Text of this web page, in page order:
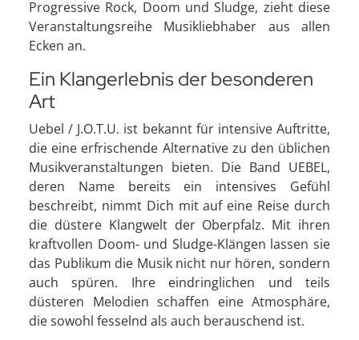
Progressive Rock, Doom und Sludge, zieht diese
Veranstaltungsreihe Musikliebhaber aus allen
Ecken an.
Ein Klangerlebnis der besonderen
Art
Uebel / J.O.T.U. ist bekannt für intensive Auftritte,
die eine erfrischende Alternative zu den üblichen
Musikveranstaltungen bieten. Die Band UEBEL,
deren Name bereits ein intensives Gefühl
beschreibt, nimmt Dich mit auf eine Reise durch
die düstere Klangwelt der Oberpfalz. Mit ihren
kraftvollen Doom- und Sludge-Klängen lassen sie
das Publikum die Musik nicht nur hören, sondern
auch spüren. Ihre eindringlichen und teils
düsteren Melodien schaffen eine Atmosphäre,
die sowohl fesselnd als auch berauschend ist.